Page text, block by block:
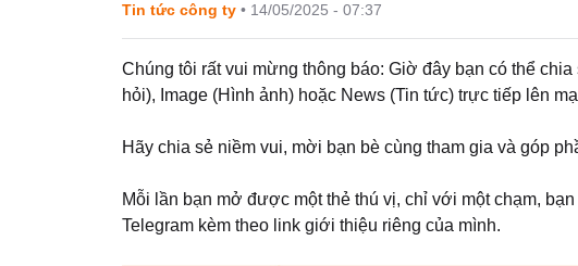
Tin tức công ty • 14/05/2025 - 07:37
Chúng tôi rất vui mừng thông báo: Giờ đây bạn có thể
hỏi), Image (Hình ảnh) hoặc News (Tin tức) trực tiếp lên
Hãy chia sẻ niềm vui, mời bạn bè cùng tham gia và góp
Mỗi lần bạn mở được một thẻ thú vị, chỉ với một chạm,
Telegram kèm theo link giới thiệu riêng của mình.